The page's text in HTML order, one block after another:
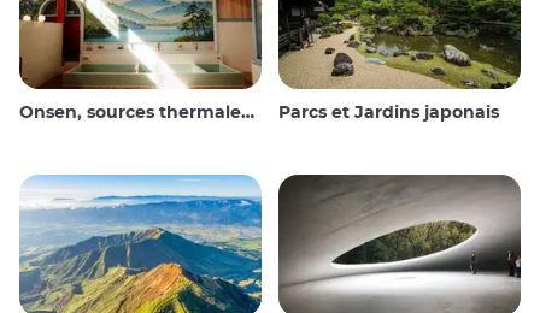
Onsen, sources thermales et bains publics Parcs et Jardins japonais